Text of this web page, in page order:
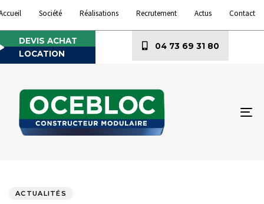
Société Réalisations Recrutement Actus Contact
DEVIS ACHAT
LOCATION
04 73 69 31 80
ACTUALITÉS